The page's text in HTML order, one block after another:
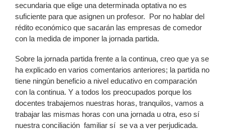
secundaria que elige una determinada optativa no es
suficiente para que asignen un profesor. Por no hablar del
rédito económico que sacarán las empresas de comedor
con la medida de imponer la jornada partida.
Sobre la jornada partida frente a la continua, creo que ya se
ha explicado en varios comentarios anteriores; la partida no
tiene ningún beneficio a nivel educativo en comparación
con la continua. Y a todos los preocupados porque los
docentes trabajemos nuestras horas, tranquilos, vamos a
trabajar las mismas horas con una jornada u otra, eso sí
nuestra conciliación familiar sí se va a ver perjudicada.